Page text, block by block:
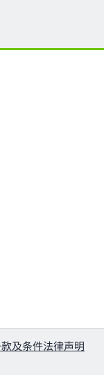
及条件法律声明